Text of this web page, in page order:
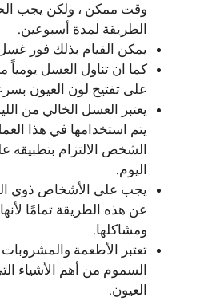
وقت ممكن ، ولكن يجب
الطريقة لمدة أسبوعين.
يمكن القيام بذلك فور
كما ان تناول العسل يومياً
على تفتيح لون العيون
يعتبر العسل الخالي من
يتم استخدامها في هذا
اليوم.
يجب على الأشخاص ذوي
عن هذه الطريقة تمامًا
ومشاكلها.
تعتبر الأطعمة
السموم من أهم الأشياء
العيون.